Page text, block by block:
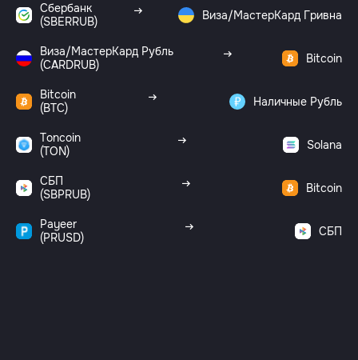
Сбербанк
(SBERRUB)
Виза/МастерКард Гривна
Виза/МастерКард Рубль
(CARDRUB)
Bitcoin
Bitcoin
(BTC)
Наличные Рубль
Toncoin
(TON)
Solana
СБП
(SBPRUB)
Bitcoin
Payeer
(PRUSD)
СБП